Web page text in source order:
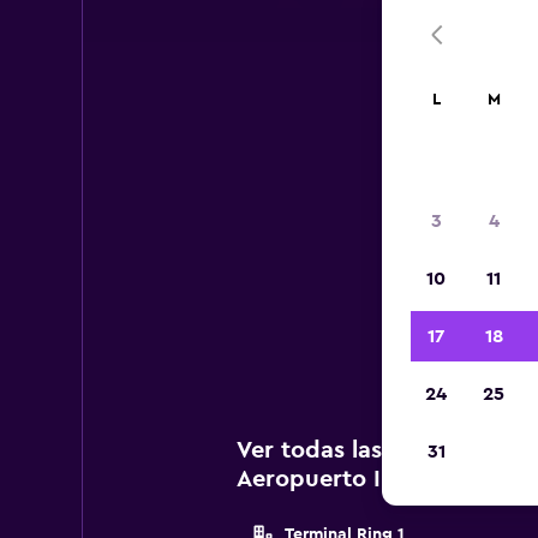
A
Ver todas las agencias de
Aeropuerto Internacional
Terminal Ring 1
L M
3 4
10 11
17 18
24 25
31